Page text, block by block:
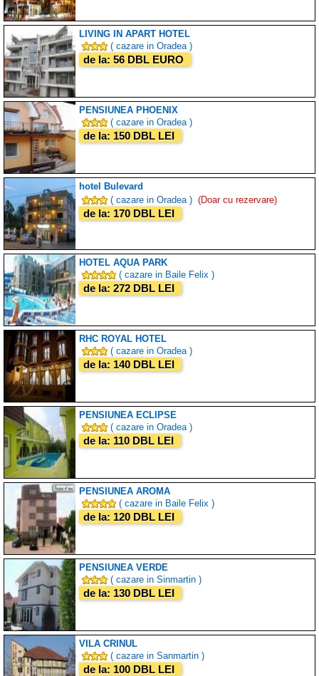
LIVING IN APART HOTEL
( cazare in Oradea )
de la: 56 DBL EURO
PENSIUNEA PHOENIX
( cazare in Oradea )
de la: 150 DBL LEI
hotel Bulevard
( cazare in Oradea ) (Doar cu rezervare)
de la: 170 DBL LEI
HOTEL AQUA PARK
( cazare in Baile Felix )
de la: 272 DBL LEI
RHC ROYAL HOTEL
( cazare in Oradea )
de la: 140 DBL LEI
PENSIUNEA ECLIPSE
( cazare in Oradea )
de la: 110 DBL LEI
PENSIUNEA AROMA
( cazare in Baile Felix )
de la: 120 DBL LEI
PENSIUNEA VERDE
( cazare in Sinmartin )
de la: 130 DBL LEI
VILA CRINUL
( cazare in Sanmartin )
de la: 100 DBL LEI